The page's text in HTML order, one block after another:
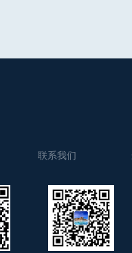
联系我们